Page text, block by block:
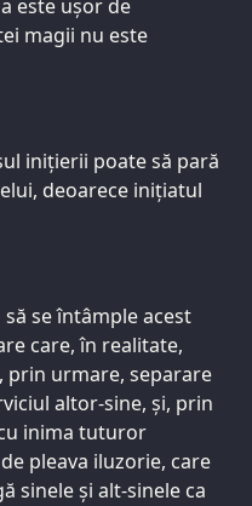
este ușor de
magii nu este
inițierii poate să pară
deoarece inițiatul
se întâmple acest
care, în realitate,
prin urmare, separare
altor-sine, și, prin
inima tuturor
pleava iluzorie, care
sinele și alt-sinele ca